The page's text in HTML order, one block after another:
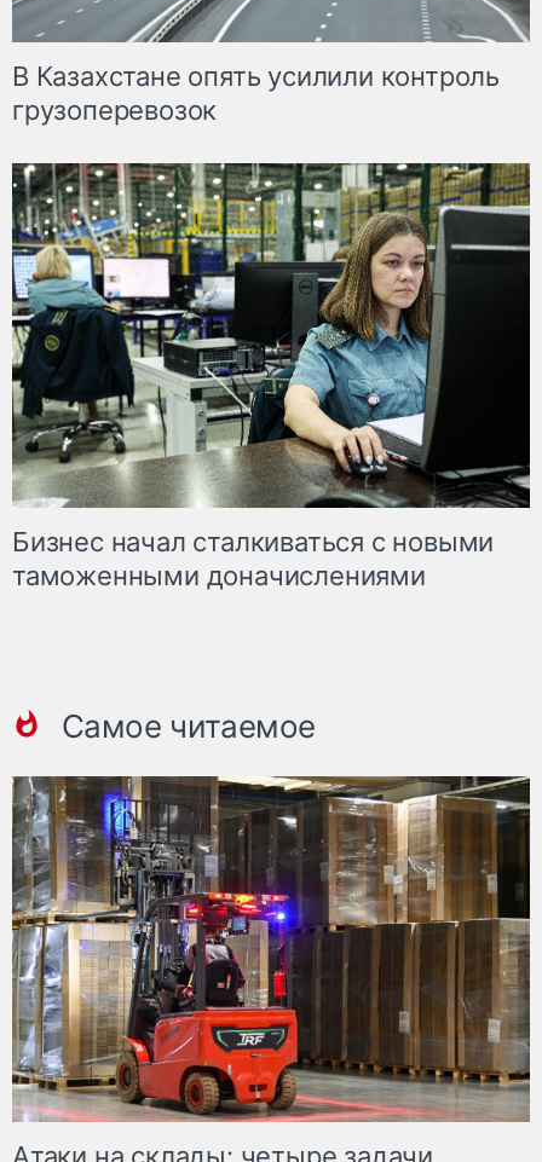
В Казахстане опять усилили контроль
грузоперевозок
Бизнес начал сталкиваться с новыми
таможенными доначислениями
Самое читаемое
Атаки на склады: четыре задачи,